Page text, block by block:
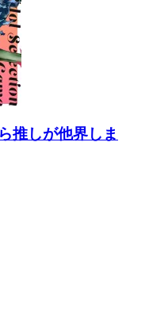
推しが他界しま